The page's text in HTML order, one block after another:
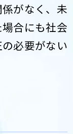
がなく、未
合にも社会
必要がない